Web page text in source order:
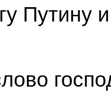
Путину